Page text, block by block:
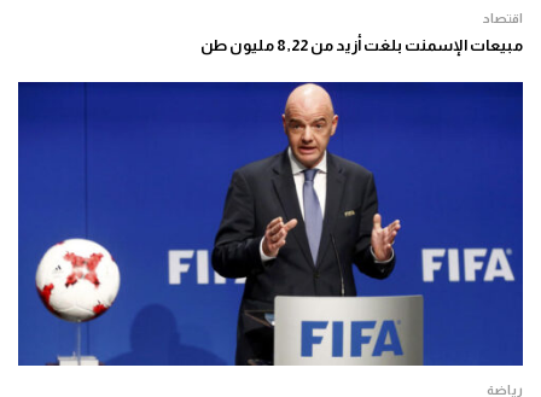
اقتصاد
مبيعات الإسمنت بلغت أزيد من 8,22 مليون طن
رياضة